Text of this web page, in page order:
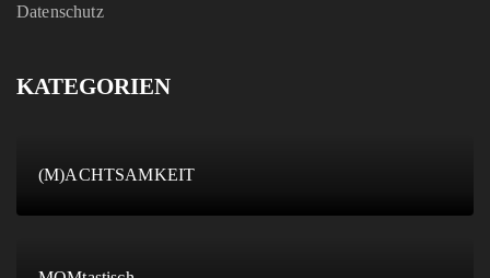
Datenschutz
KATEGORIEN
(M)ACHTSAMKEIT